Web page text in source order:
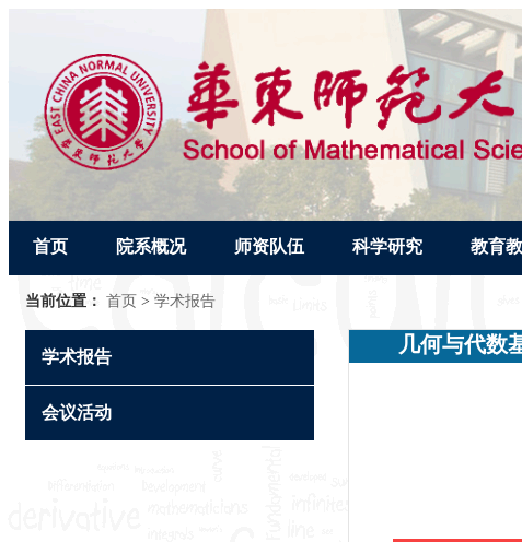
首页 院系概况 师资队伍 科学研究 教育
当前位置： 首页 > 学术报告
学术报告
会议活动
几何与代数